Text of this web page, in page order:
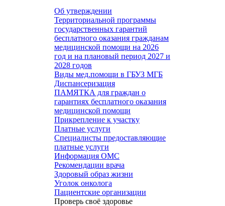
Об утверждении
Территориальной программы
государственных гарантий
бесплатного оказания гражданам
медицинской помощи на 2026
год и на плановый период 2027 и
2028 годов
Виды мед.помощи в ГБУЗ МГБ
Диспансеризация
ПАМЯТКА для граждан о
гарантиях бесплатного оказания
медицинской помощи
Прикрепление к участку
Платные услуги
Специалисты предоставляющие
платные услуги
Информация ОМС
Рекомендации врача
Здоровый образ жизни
Уголок онколога
Пациентские организации
Проверь своё здоровье